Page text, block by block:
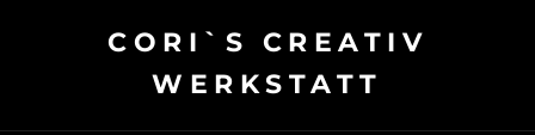
CORI`S CREATIV
WERKSTATT